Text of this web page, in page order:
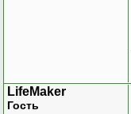
LifeMaker
Гость